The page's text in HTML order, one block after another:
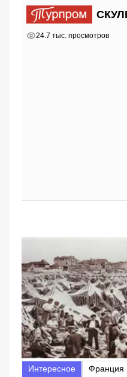
РЕКЛАМА
РЕКЛАМА
РЕКЛАМА
24.7 тыс. просмотров
Интересное Франция